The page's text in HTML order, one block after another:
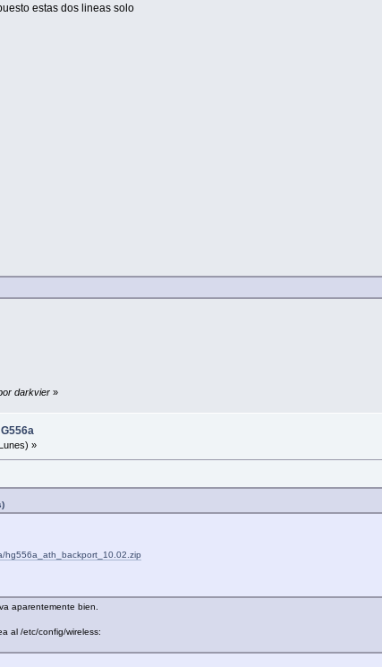
estas dos lineas solo
darkvier »
»
hg556a_ath_backport_10.02.zip
aparentemente bien.
al /etc/config/wireless: